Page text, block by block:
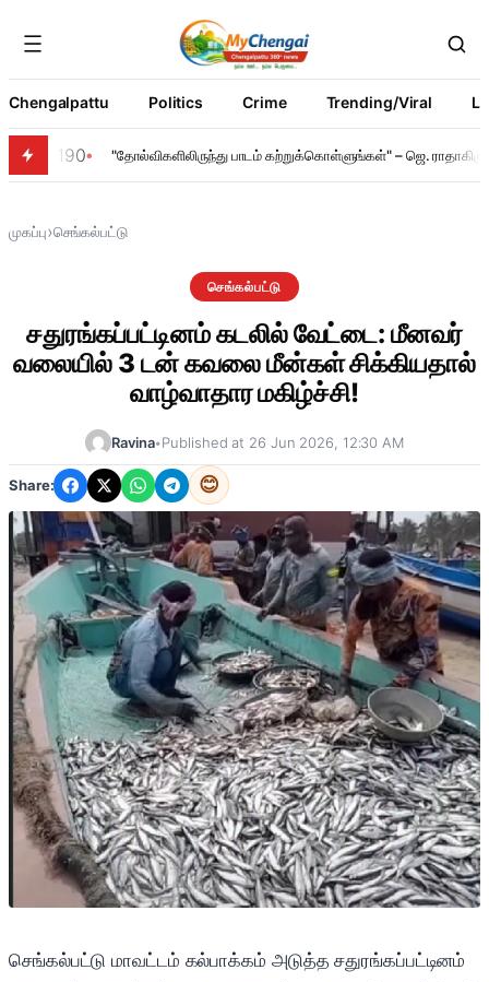
Chengalpattu Politics Crime Trending/Viral
190 "தோல்விகளிலிருந்து பாடம் கற்றுக்கொள்ளுங்கள்" – ஜெ.
முகப்பு›செங்கல்பட்டு
செங்கல்பட்டு
சதுரங்கப்பட்டினம் கடலில் வேட்டை: மீனவர்
வலையில் 3 டன் கவலை மீன்கள் சிக்கியதால்
வாழ்வாதார மகிழ்ச்சி!
Ravina•Published at 26 Jun 2026, 12:30 AM
Share: 😊
செங்கல்பட்டு மாவட்டம் கல்பாக்கம் அடுத்த சதுரங்கப்பட்டினம்